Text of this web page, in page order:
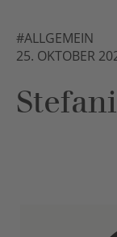
#ALLGEMEIN
25. OKTOBER